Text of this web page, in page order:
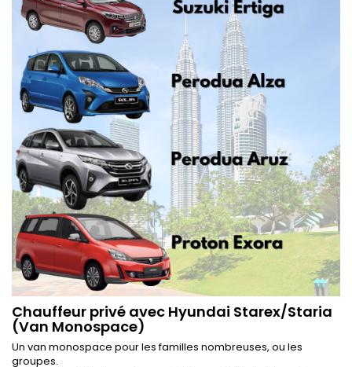
Chauffeur privé avec Hyundai Starex/Staria
(Van Monospace)
Un van monospace pour les familles nombreuses, ou les
groupes.